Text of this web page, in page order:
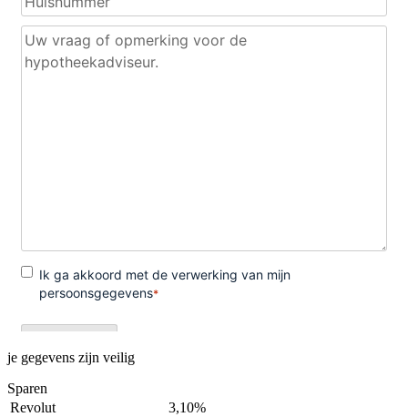
je gegevens zijn veilig
Sparen
Revolut
3,10%